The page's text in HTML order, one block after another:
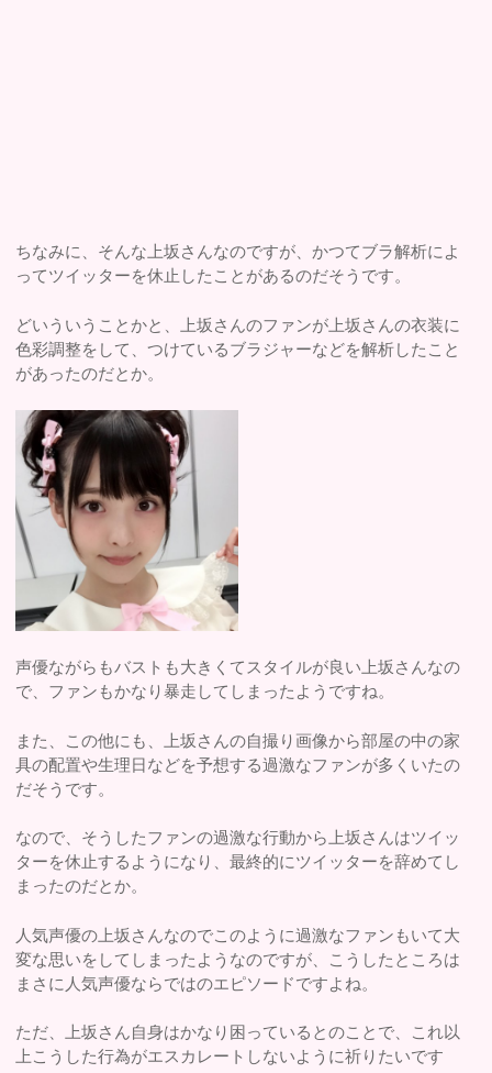
ちなみに、そんな上坂さんなのですが、かつてブラ解析によ
ってツイッターを休止したことがあるのだそうです。
どいういうことかと、上坂さんのファンが上坂さんの衣装に
色彩調整をして、つけているブラジャーなどを解析したこと
があったのだとか。
声優ながらもバストも大きくてスタイルが良い上坂さんなの
で、ファンもかなり暴走してしまったようですね。
また、この他にも、上坂さんの自撮り画像から部屋の中の家
具の配置や生理日などを予想する過激なファンが多くいたの
だそうです。
なので、そうしたファンの過激な行動から上坂さんはツイッ
ターを休止するようになり、最終的にツイッターを辞めてし
まったのだとか。
人気声優の上坂さんなのでこのように過激なファンもいて大
変な思いをしてしまったようなのですが、こうしたところは
まさに人気声優ならではのエピソードですよね。
ただ、上坂さん自身はかなり困っているとのことで、これ以
上こうした行為がエスカレートしないように祈りたいです